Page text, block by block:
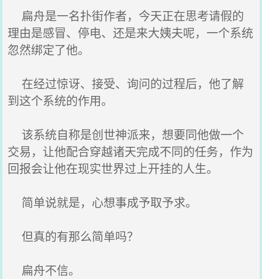
扁舟是一名扑街作者，今天正在思考请假的
理由是感冒、停电、还是来大姨夫呢，一个系统
忽然绑定了他。
在经过惊讶、接受、询问的过程后，他了解
到这个系统的作用。
该系统自称是创世神派来，想要同他做一个
交易，让他配合穿越诸天完成不同的任务，作为
回报会让他在现实世界过上开挂的人生。
简单说就是，心想事成予取予求。
但真的有那么简单吗？
扁舟不信。